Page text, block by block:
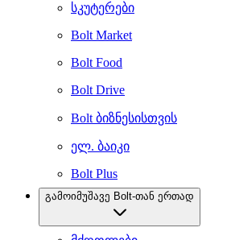
სკუტერები
Bolt Market
Bolt Food
Bolt Drive
Bolt ბიზნესისთვის
ელ. ბაიკი
Bolt Plus
გამოიმუშავე Bolt-თან ერთად